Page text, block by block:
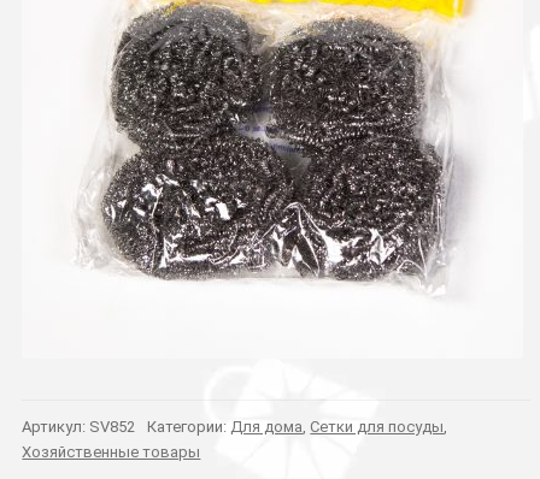
Артикул: SV852 Категории: Для дома, Сетки для посуды,
Хозяйственные товары